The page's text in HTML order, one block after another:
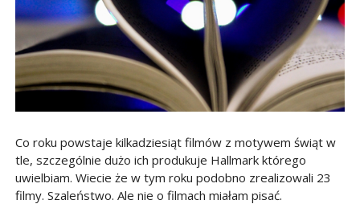
Co roku powstaje kilkadziesiąt filmów z motywem świąt w
tle, szczególnie dużo ich produkuje Hallmark którego
uwielbiam. Wiecie że w tym roku podobno zrealizowali 23
filmy. Szaleństwo. Ale nie o filmach miałam pisać.